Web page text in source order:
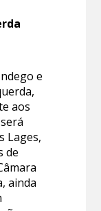
e
aos
Lages,
de
ainda